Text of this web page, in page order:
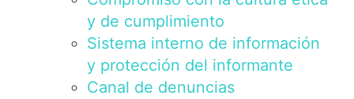
y de cumplimiento
Sistema interno de información
y protección del informante
Canal de denuncias